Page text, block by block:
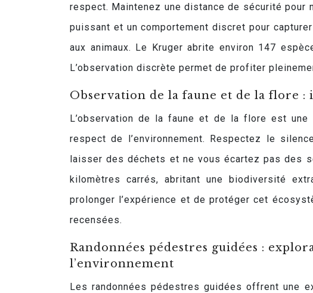
respect. Maintenez une distance de sécurité
puissant et un comportement discret pour
aux animaux. Le Kruger abrite environ 147
L’observation discrète permet de profiter
Observation de la faune et de la flore
L’observation de la faune et de la flore est
respect de l’environnement. Respectez le
laisser des déchets et ne vous écartez pas des
kilomètres carrés, abritant une biodiversité
prolonger l’expérience et de protéger cet
recensées.
Randonnées pédestres guidées :
l’environnement
Les randonnées pédestres guidées offrent une